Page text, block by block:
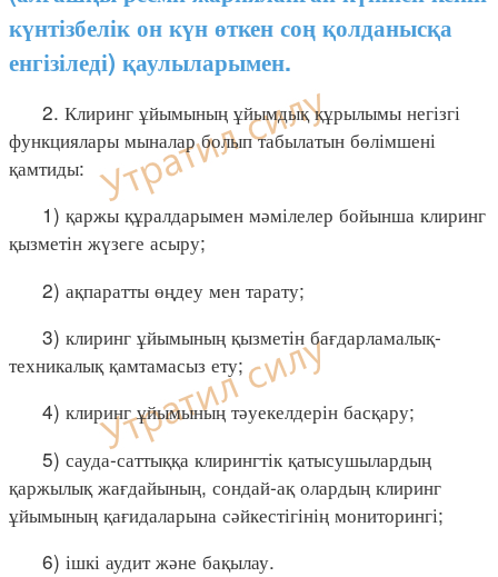
күнтізбелік он күн өткен соң қолданысқа
енгізіледі) қаулыларымен.
2. Клиринг ұйымының ұйымдық құрылымы негізгі
функциялары мыналар болып табылатын бөлімшені
қамтиды:
1) қаржы құралдарымен мәмілелер бойынша клиринг
қызметін жүзеге асыру;
2) ақпаратты өңдеу мен тарату;
3) клиринг ұйымының қызметін бағдарламалық-
техникалық қамтамасыз ету;
4) клиринг ұйымының тәуекелдерін басқару;
5) сауда-саттыққа клирингтік қатысушылардың
қаржылық жағдайының, сондай-ақ олардың клиринг
ұйымының қағидаларына сәйкестігінің мониторингі;
6) ішкі аудит және бақылау.